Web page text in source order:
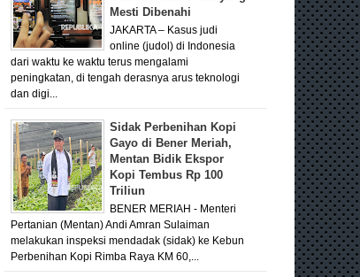
Mesti Dibenahi
JAKARTA – Kasus judi
online (judol) di Indonesia
dari waktu ke waktu terus mengalami
peningkatan, di tengah derasnya arus teknologi
dan digi...
Sidak Perbenihan Kopi
Gayo di Bener Meriah,
Mentan Bidik Ekspor
Kopi Tembus Rp 100
Triliun
BENER MERIAH - Menteri
Pertanian (Mentan) Andi Amran Sulaiman
melakukan inspeksi mendadak (sidak) ke Kebun
Perbenihan Kopi Rimba Raya KM 60,...